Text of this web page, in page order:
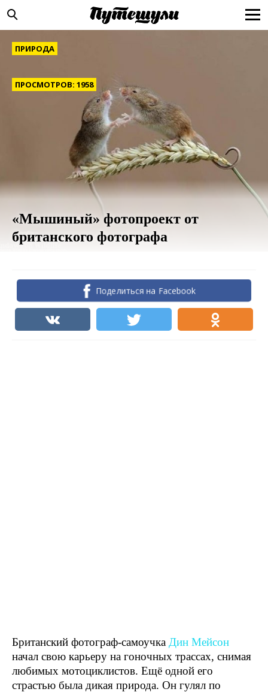
ПРИРОДА
ПРОСМОТРОВ: 1958
«Мышиный» фотопроект от
британского фотографа
Поделиться на Facebook
Британский фотограф-самоучка Дин Мейсон
начал свою карьеру на гоночных трассах, снимая
любимых мотоциклистов. Ещё одной его
страстью была дикая природа. Он гулял по